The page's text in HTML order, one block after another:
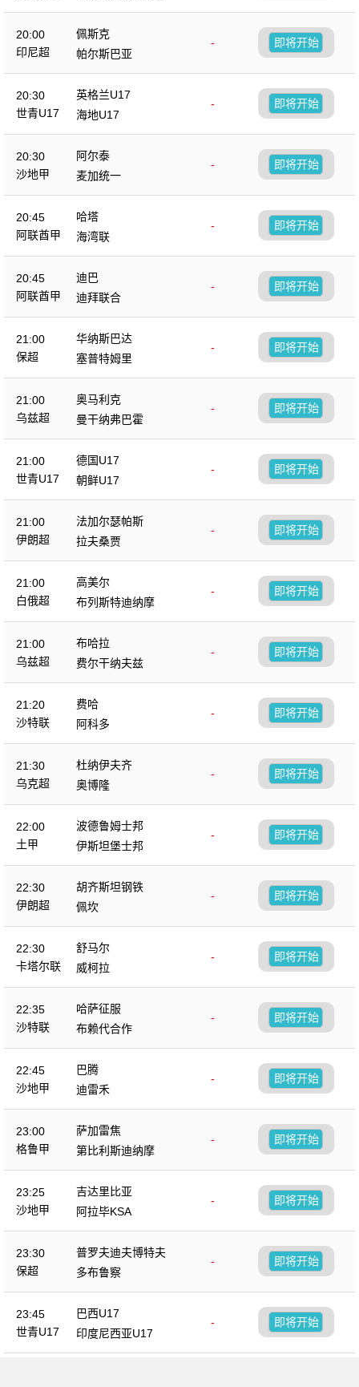
20:00
印尼超
佩斯克
-
帕尔斯巴亚
即将开始
20:30
世青U17
英格兰U17
-
海地U17
即将开始
20:30
沙地甲
阿尔泰
-
麦加统一
即将开始
20:45
阿联酋甲
哈塔
-
海湾联
即将开始
20:45
阿联酋甲
迪巴
-
迪拜联合
即将开始
21:00
保超
华纳斯巴达
-
塞普特姆里
即将开始
21:00
乌兹超
奥马利克
-
曼干纳弗巴霍
即将开始
21:00
世青U17
德国U17
-
朝鲜U17
即将开始
21:00
伊朗超
法加尔瑟帕斯
-
拉夫桑贾
即将开始
21:00
白俄超
高美尔
-
布列斯特迪纳摩
即将开始
21:00
乌兹超
布哈拉
-
费尔干纳夫兹
即将开始
21:20
沙特联
费哈
-
阿科多
即将开始
21:30
乌克超
杜纳伊夫齐
-
奥博隆
即将开始
22:00
土甲
波德鲁姆士邦
-
伊斯坦堡士邦
即将开始
22:30
伊朗超
胡齐斯坦钢铁
-
佩坎
即将开始
22:30
卡塔尔联
舒马尔
-
威柯拉
即将开始
22:35
沙特联
哈萨征服
-
布赖代合作
即将开始
22:45
沙地甲
巴腾
-
迪雷禾
即将开始
23:00
格鲁甲
萨加雷焦
-
第比利斯迪纳摩
即将开始
23:25
沙地甲
吉达里比亚
-
阿拉毕KSA
即将开始
23:30
保超
普罗夫迪夫博特夫
-
多布鲁察
即将开始
23:45
世青U17
巴西U17
-
印度尼西亚U17
即将开始